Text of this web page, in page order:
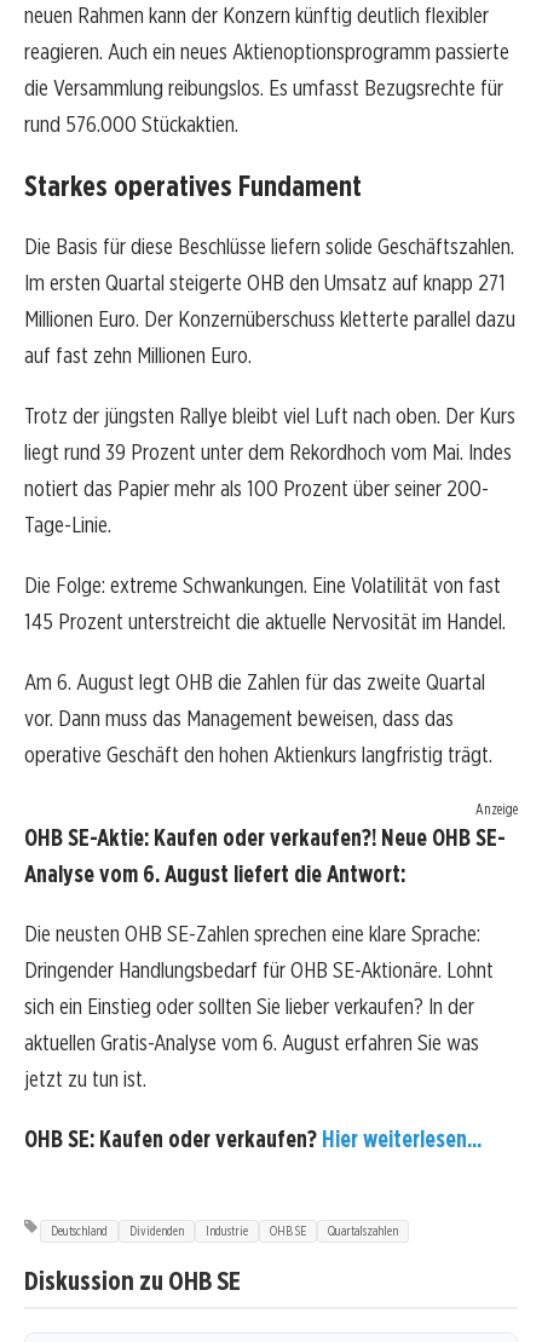
neuen Rahmen kann der Konzern künftig deutlich flexibler
reagieren. Auch ein neues Aktienoptionsprogramm passierte
die Versammlung reibungslos. Es umfasst Bezugsrechte für
rund 576.000 Stückaktien.
Starkes operatives Fundament
Die Basis für diese Beschlüsse liefern solide Geschäftszahlen.
Im ersten Quartal steigerte OHB den Umsatz auf knapp 271
Millionen Euro. Der Konzernüberschuss kletterte parallel dazu
auf fast zehn Millionen Euro.
Trotz der jüngsten Rallye bleibt viel Luft nach oben. Der Kurs
liegt rund 39 Prozent unter dem Rekordhoch vom Mai. Indes
notiert das Papier mehr als 100 Prozent über seiner 200-
Tage-Linie.
Die Folge: extreme Schwankungen. Eine Volatilität von fast
145 Prozent unterstreicht die aktuelle Nervosität im Handel.
Am 6. August legt OHB die Zahlen für das zweite Quartal
vor. Dann muss das Management beweisen, dass das
operative Geschäft den hohen Aktienkurs langfristig trägt.
Anzeige
OHB SE-Aktie: Kaufen oder verkaufen?! Neue OHB SE-
Analyse vom 6. August liefert die Antwort:
Die neusten OHB SE-Zahlen sprechen eine klare Sprache:
Dringender Handlungsbedarf für OHB SE-Aktionäre. Lohnt
sich ein Einstieg oder sollten Sie lieber verkaufen? In der
aktuellen Gratis-Analyse vom 6. August erfahren Sie was
jetzt zu tun ist.
OHB SE: Kaufen oder verkaufen? Hier weiterlesen...
Deutschland Dividenden Industrie OHB SE Quartalszahlen
Diskussion zu OHB SE